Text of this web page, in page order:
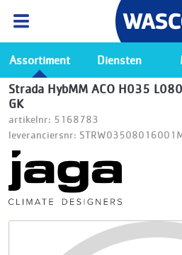
Ga naar de Wasco app
Assortiment Diensten
Strada HybMM ACO H035
GK
artikelnr: 5168783
leveranciersnr: